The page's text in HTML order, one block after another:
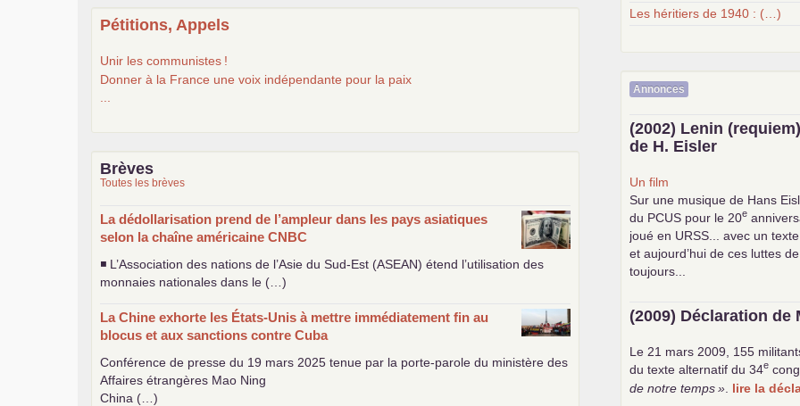
Pétitions, Appels
Unir les communistes !
Donner à la France une voix indépendante pour la paix
Brèves
Toutes les brèves
La dédollarisation prend de l’ampleur dans les pays asiatiques
selon la chaîne américaine CNBC
◾ L’Association des nations de l’Asie du Sud-Est (ASEAN) étend l’utilisation des
monnaies nationales dans le (…)
La Chine exhorte les États-Unis à mettre immédiatement fin au
blocus et aux sanctions contre Cuba
Conférence de presse du 19 mars 2025 tenue par la porte-parole du ministère des
Affaires étrangères Mao Ning
China (…)
Les héritiers de 1940 : (…)
Annonces
(2002) Lenin
de H. Eisler
Un film
Sur une musique de Hans
du PCUS pour le 20e
joué en URSS ... avec un
et aujourd’hui de ces luttes
toujours...
(2009) Déclaration de
Le 21 mars 2009, 155
du texte alternatif du 34e
de notre temps » lire la